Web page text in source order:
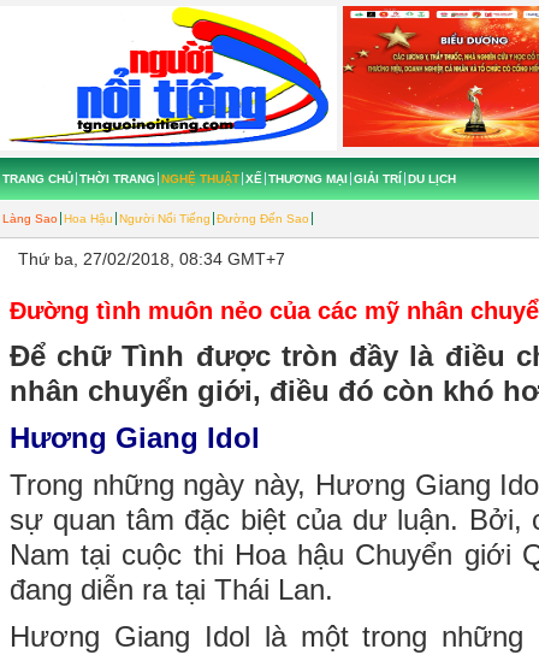
TRANG CHỦ THỜI TRANG NGHỆ THUẬT
Làng Sao Hoa Hậu Người Nổi Tiếng Đường Đến Sao
XẾ THƯƠNG MẠI GIẢI TRÍ DU LỊCH
Thứ ba, 27/02/2018, 08:34 GMT+7
Đường tình muôn nẻo của các mỹ nhân
Để chữ Tình được tròn đầy là điều
nhân chuyển giới, điều đó còn khó
Hương Giang Idol
Trong những ngày này, Hương Giang
sự quan tâm đặc biệt của dư luận. Bởi,
Nam tại cuộc thi Hoa hậu Chuyển giới
đang diễn ra tại Thái Lan.
Hương Giang Idol là một trong những